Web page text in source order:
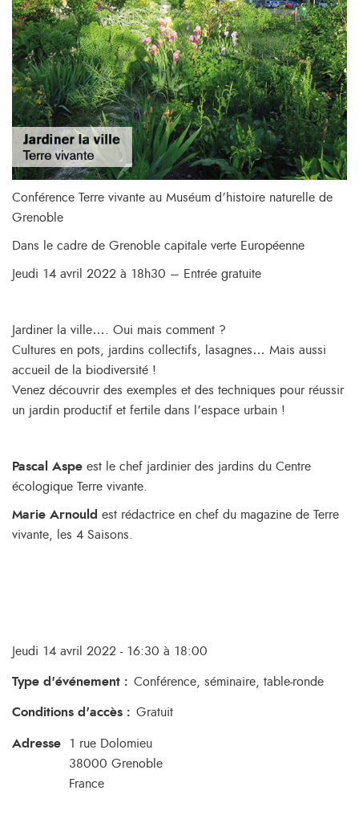
Conférence Terre vivante au Muséum d’histoire naturelle de
Grenoble
Dans le cadre de Grenoble capitale verte Européenne
Jeudi 14 avril 2022 à 18h30 – Entrée gratuite
Jardiner la ville…. Oui mais comment ?
Cultures en pots, jardins collectifs, lasagnes… Mais aussi
accueil de la biodiversité !
Venez découvrir des exemples et des techniques pour réussir
un jardin productif et fertile dans l’espace urbain !
Pascal Aspe est le chef jardinier des jardins du Centre
écologique Terre vivante.
Marie Arnould est rédactrice en chef du magazine de Terre
vivante, les 4 Saisons.
Jeudi 14 avril 2022 - 16:30 à 18:00
Type d'événement : Conférence, séminaire, table-ronde
Conditions d'accès : Gratuit
Adresse
1 rue Dolomieu
38000 Grenoble
France